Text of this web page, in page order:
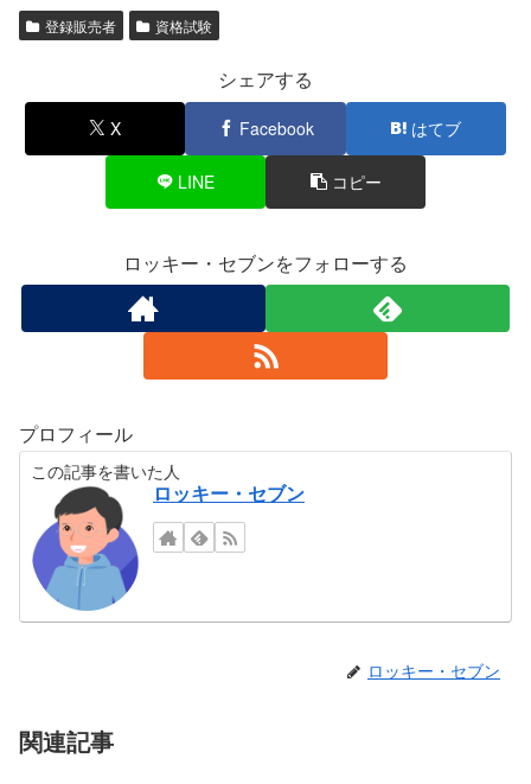
登録販売者 資格試験
シェアする
X Facebook はてブ
LINE コピー
ロッキー・セブンをフォローする
プロフィール
この記事を書いた人
ロッキー・セブン
ロッキー・セブン
関連記事